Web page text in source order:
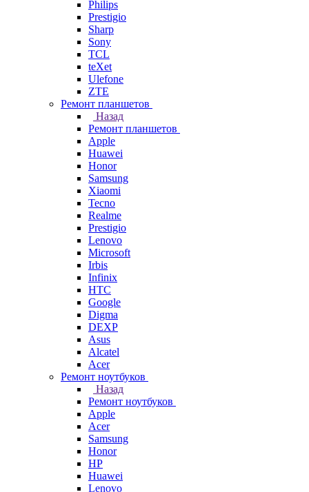
Philips
Prestigio
Sharp
Sony
TCL
teXet
Ulefone
ZTE
Ремонт планшетов
Назад
Ремонт планшетов
Apple
Huawei
Honor
Samsung
Xiaomi
Tecno
Realme
Prestigio
Lenovo
Microsoft
Irbis
Infinix
HTC
Google
Digma
DEXP
Asus
Alcatel
Acer
Ремонт ноутбуков
Назад
Ремонт ноутбуков
Apple
Acer
Samsung
Honor
HP
Huawei
Lenovo